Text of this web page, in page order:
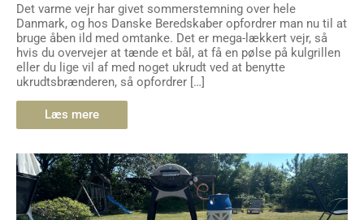
Det varme vejr har givet sommerstemning over hele
Danmark, og hos Danske Beredskaber opfordrer man nu til at
bruge åben ild med omtanke. Det er mega-lækkert vejr, så
hvis du overvejer at tænde et bål, at få en pølse på kulgrillen
eller du lige vil af med noget ukrudt ved at benytte
ukrudtsbrænderen, så opfordrer […]
Læs mere